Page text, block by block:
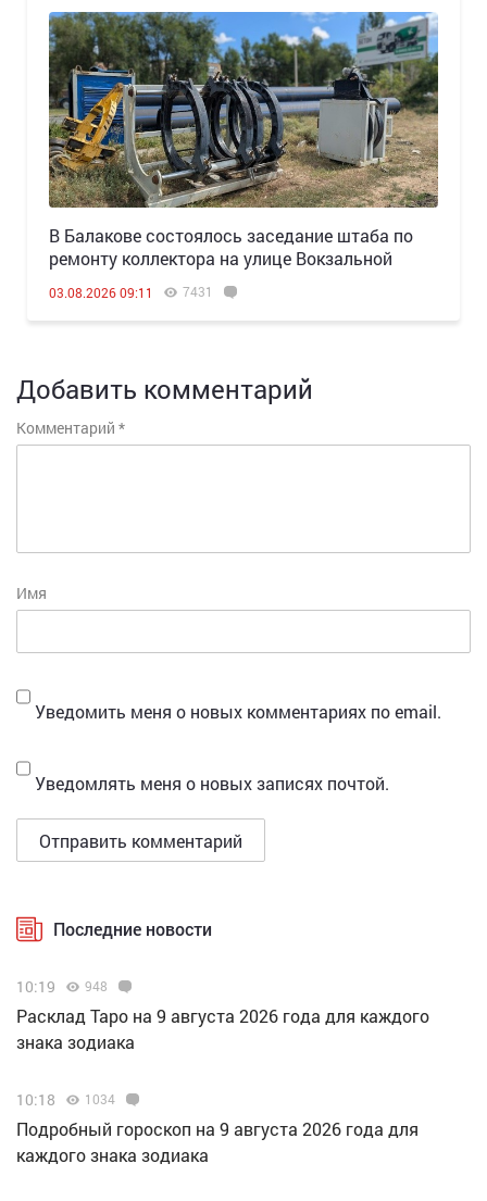
В Балакове состоялось заседание штаба по
ремонту коллектора на улице Вокзальной
03.08.2026 09:11 7431
Добавить комментарий
Комментарий *
Имя
Уведомить меня о новых комментариях по email.
Уведомлять меня о новых записях почтой.
Последние новости
10:19 948
Расклад Таро на 9 августа 2026 года для каждого
знака зодиака
10:18 1034
Подробный гороскоп на 9 августа 2026 года для
каждого знака зодиака